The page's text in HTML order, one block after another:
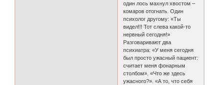
один лось махнул хвостом –
комаров отогнать. Один
психолог другому: «Ты
видел!!! Тот слева какой-то
нервный сегодня!»
Разговаривают два
психиатра: «У меня сегодня
был просто ужасный пациент:
считает меня фонарным
столбом». «Что же здесь
ужасного?». «А то, что себя